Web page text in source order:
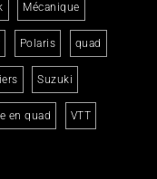
Mécanique
Polaris quad
Suzuki
en quad VTT